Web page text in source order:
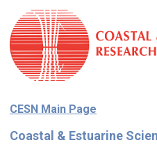
CESN Main Page
Coastal & Estuarine